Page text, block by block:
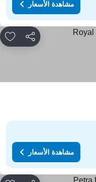
مشاهدة الأسعار
مشاركة
مشاهدة الأسعار